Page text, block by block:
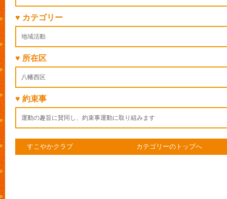
♥ カテゴリー
地域活動
♥ 所在区
八幡西区
♥ 約束事
運動の趣旨に賛同し、約束事運動に取り組みます
すこやかクラブ カテゴリーのトップへ